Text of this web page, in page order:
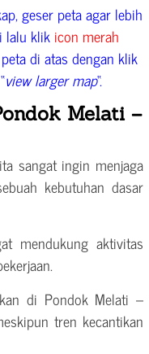
geser peta agar lebih
lalu klik icon merah
di atas dengan klik
view larger map“.
Melati –
sangat ingin menjaga
kebutuhan dasar
mendukung aktivitas
di Pondok Melati –
tren kecantikan